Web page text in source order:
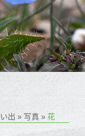
出 » 写真 » 花